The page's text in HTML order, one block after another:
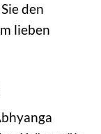
den
lieben